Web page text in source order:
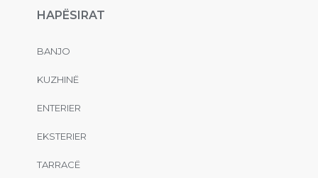
HAPËSIRAT
BANJO
KUZHINË
ENTERIER
EKSTERIER
TARRACË